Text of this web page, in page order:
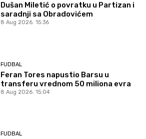
Dušan Miletić o povratku u Partizan i
saradnji sa Obradovićem
8 Aug 2026. 15:36
FUDBAL
Feran Tores napustio Barsu u
transferu vrednom 50 miliona evra
8 Aug 2026. 15:04
FUDBAL